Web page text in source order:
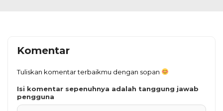
Komentar
Tuliskan komentar terbaikmu dengan sopan
Isi komentar sepenuhnya adalah tanggung jawab
pengguna